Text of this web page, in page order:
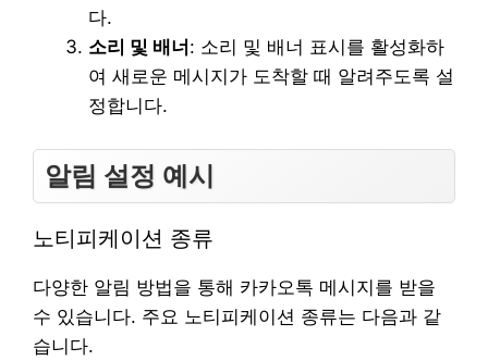
다.
소리 및 배너 : 소리 및 배너 표시를 활성화하
여 새로운 메시지가 도착할 때 알려주도록 설
정합니다.
알림 설정 예시
노티피케이션 종류
다양한 알림 방법을 통해 카카오톡 메시지를 받을
수 있습니다. 주요 노티피케이션 종류는 다음과 같
습니다.